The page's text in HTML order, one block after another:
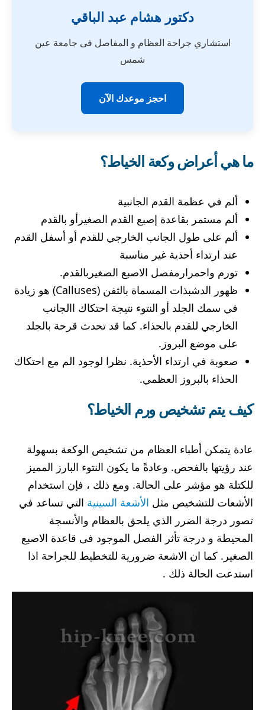
دكتور هشام عبد الباقي
استشاري جراحة العظام و المفاصل فى جامعة عين
شمس
احجز موعدك الآن
ما هي أعراض وكعة الخياط؟
ألم في عظمة القدم الجانبية
ألم مستمر بقاعدة إصبع القدم الصغيرأو بالقدم
ألم على طول الجانب الخارجي للقدم أو أسفل القدم
عند ارتداء أحذية غير مناسبة
تورم واحمرارمفصل الاصبع الصغيربالقدم.
ظهور الدشبذات المسماة بالثفن (Calluses) هو زيادة
في سمك الجلد أو النتوء نتيجة احتكاك االجانب
الخارجي للقدم بالحذاء. كما قد تحدث قرحة بالجلد
على موضع البروز.
صعوبة في ارتداء الأحذية. نظرا لوجود الم مع احتكاك
الحذاء بالبروز العظمي.
كيف يتم تشخيص ورم الخياط؟
عادة يتمكن أطباء العظام من تشخيص الوكعة بسهولة
عند رؤيتها بالفحص. وعادةً ما يكون النتوء البارز المميز
للكتلة هو مؤشر على الحالة. ومع ذلك ، فإن استخدام
الأشعات للتشخيص مثل الأشعة السينية التي تساعد في
تصور درجة الضرر الذي يلحق بالعظام والأنسجة
المحيطة و درجة تأثر الفصل الموجود فى قاعدة الاصبع
الصغير. كما ان الاشعة ضرورية للتخطيط للجراحة اذا
استدعت الحالة ذلك .